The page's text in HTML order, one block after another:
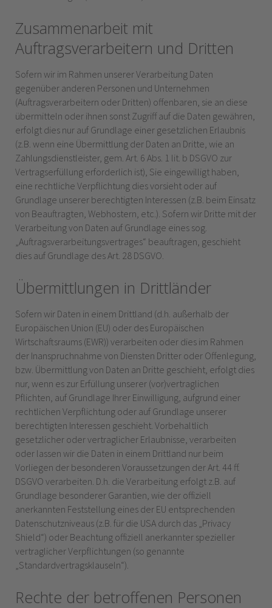
Zusammenarbeit mit
Auftragsverarbeitern und Dritten
Sofern wir im Rahmen unserer Verarbeitung Daten
gegenüber anderen Personen und Unternehmen
(Auftragsverarbeitern oder Dritten) offenbaren, sie an diese
übermitteln oder ihnen sonst Zugriff auf die Daten gewähren,
erfolgt dies nur auf Grundlage einer gesetzlichen Erlaubnis
(z.B. wenn eine Übermittlung der Daten an Dritte, wie an
Zahlungsdienstleister, gem. Art. 6 Abs. 1 lit. b DSGVO zur
Vertragserfüllung erforderlich ist), Sie eingewilligt haben,
eine rechtliche Verpflichtung dies vorsieht oder auf
Grundlage unserer berechtigten Interessen (z.B. beim Einsatz
von Beauftragten, Webhostern, etc.). Sofern wir Dritte mit der
Verarbeitung von Daten auf Grundlage eines sog.
„Auftragsverarbeitungsvertrages“ beauftragen, geschieht
dies auf Grundlage des Art. 28 DSGVO.
Übermittlungen in Drittländer
Sofern wir Daten in einem Drittland (d.h. außerhalb der
Europäischen Union (EU) oder des Europäischen
Wirtschaftsraums (EWR)) verarbeiten oder dies im Rahmen
der Inanspruchnahme von Diensten Dritter oder Offenlegung,
bzw. Übermittlung von Daten an Dritte geschieht, erfolgt dies
nur, wenn es zur Erfüllung unserer (vor)vertraglichen
Pflichten, auf Grundlage Ihrer Einwilligung, aufgrund einer
rechtlichen Verpflichtung oder auf Grundlage unserer
berechtigten Interessen geschieht. Vorbehaltlich
gesetzlicher oder vertraglicher Erlaubnisse, verarbeiten
oder lassen wir die Daten in einem Drittland nur beim
Vorliegen der besonderen Voraussetzungen der Art. 44 ff.
DSGVO verarbeiten. D.h. die Verarbeitung erfolgt z.B. auf
Grundlage besonderer Garantien, wie der offiziell
anerkannten Feststellung eines der EU entsprechenden
Datenschutzniveaus (z.B. für die USA durch das „Privacy
Shield“) oder Beachtung offiziell anerkannter spezieller
vertraglicher Verpflichtungen (so genannte
„Standardvertragsklauseln“).
Rechte der betroffenen Personen